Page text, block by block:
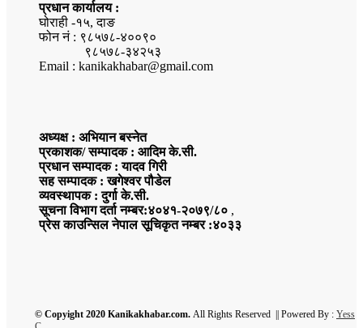
प्रधान कार्यालय :
घोराही -१५, दाङ
फोन नं : ९८५७८-४००९०
९८५७८-३४२५३
Email : kanikakhabar@gmail.com
अध्यक्ष : अभियान बस्नेत
प्रकाशक/ सम्पादक : आदिम के.सी.
प्रधान सम्पादक : यादव गिरी
सह सम्पादक : खगेश्वर पौडेल
व्यवस्थापक : दुर्गा के.सी.
सूचना विभाग दर्ता नम्बर:४०४१-२०७९/८० ,
प्रेस काउन्सिल नेपाल सूचिकृत नम्बर :४०३३
© Copyight 2020 Kanikakhabar.com. All Rights Reserved || Powered By : Yess